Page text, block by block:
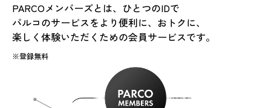
PARCOメンバーズとは、ひとつのIDで
パルコのサービスをより便利に、おトクに、
楽しく体験いただくための会員サービスです。
※登録無料